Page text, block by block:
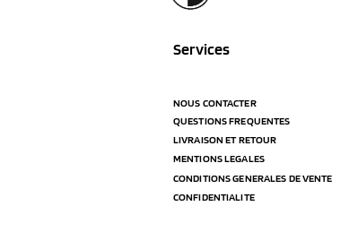
Services
NOUS CONTACTER
QUESTIONS FREQUENTES
LIVRAISON ET RETOUR
MENTIONS LEGALES
CONDITIONS GENERALES DE VENTE
CONFIDENTIALITE